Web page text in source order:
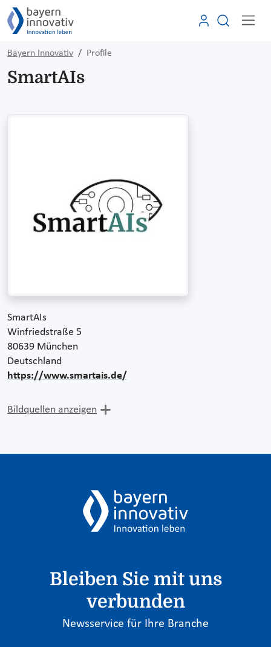
Bayern Innovativ Profile
SmartAIs
SmartAIs
Winfriedstraße 5
80639 München
Deutschland
https://www.smartais.de/
Bildquellen anzeigen
Bleiben Sie mit uns
verbunden
Newsservice für Ihre Branche